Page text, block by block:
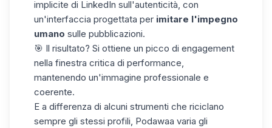
implicite di LinkedIn sull'autenticità, con
un'interfaccia progettata per imitare l'impegno
umano sulle pubblicazioni.
🎯 Il risultato? Si ottiene un picco di engagement
nella finestra critica di performance,
mantenendo un'immagine professionale e
coerente.
E a differenza di alcuni strumenti che riciclano
sempre gli stessi profili, Podawaa varia gli